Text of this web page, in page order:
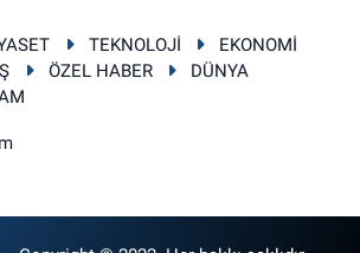
TEKNOLOJİ
EKONOMİ
ÖZEL HABER
DÜNYA